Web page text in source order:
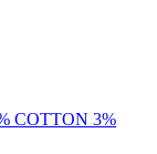
COTTON 3%